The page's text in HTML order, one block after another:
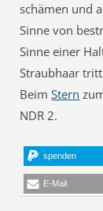
schämen und
Sinne von
Sinne einer
Straubhaar
BeimStern
NDR 2.
spenden
E-Mail